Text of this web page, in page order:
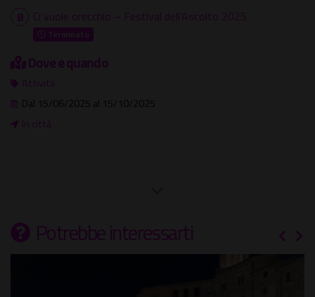
Ci vuole orecchio – Festival dell'Ascolto 2025
Terminato
Dove e quando
Attività
Dal 15/06/2025 al 15/10/2025
In città
Potrebbe interessarti